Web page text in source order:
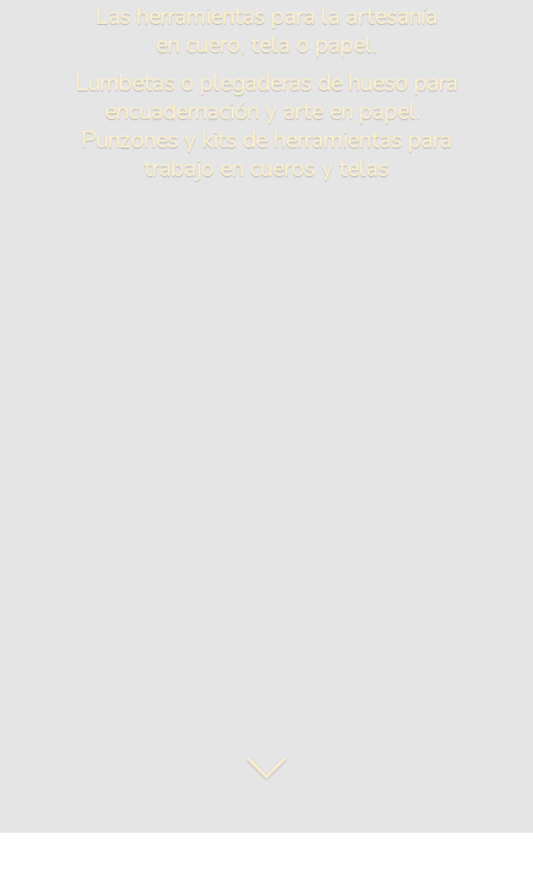
Las herramientas para la artesanía
en cuero, tela o papel.
Lumbetas o plegaderas de hueso para
encuadernación y arte en papel.
Punzones y kits de herramientas para
trabajo en cueros y telas